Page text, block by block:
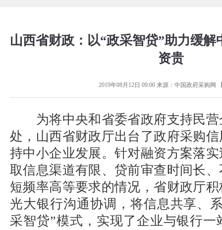
山西省财政：以“政采智贷”助力缓
资贵
2019年08月12日 09:00来源： 中国政府采购网
为将中央和省委省政府支持民营
处，山西省财政厅出台了政府采购
持中小企业发展。针对融资方案落
取信息渠道有限、贷前审查时间长
短频率高等要求的情况，省财政厅
光大银行沟通协调，将信息共享、
采智贷”模式，实现了企业与银行